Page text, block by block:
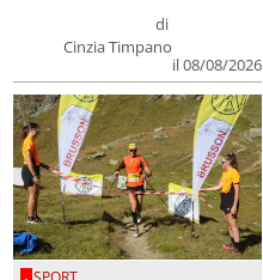
di
Cinzia Timpano
il 08/08/2026